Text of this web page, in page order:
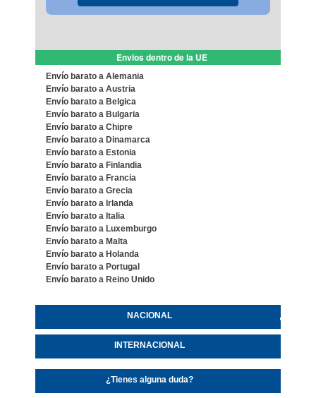
Envios dentro de la UE
Envío barato a Alemania
Envío barato a Austria
Envío barato a Belgica
Envío barato a Bulgaria
Envío barato a Chipre
Envío barato a Dinamarca
Envío barato a Estonia
Envío barato a Finlandia
Envío barato a Francia
Envío barato a Grecia
Envío barato a Irlanda
Envío barato a Italia
Envío barato a Luxemburgo
Envío barato a Malta
Envío barato a Holanda
Envío barato a Portugal
Envío barato a Reino Unido
NACIONAL
INTERNACIONAL
¿Tienes alguna duda?